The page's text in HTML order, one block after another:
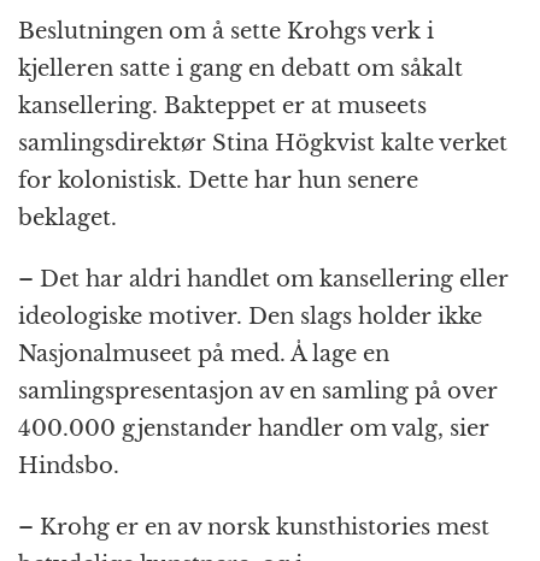
Beslutningen om å sette Krohgs verk i
kjelleren satte i gang en debatt om såkalt
kansellering. Bakteppet er at museets
samlingsdirektør Stina Högkvist kalte verket
for kolonistisk. Dette har hun senere
beklaget.
– Det har aldri handlet om kansellering eller
ideologiske motiver. Den slags holder ikke
Nasjonalmuseet på med. Å lage en
samlingspresentasjon av en samling på over
400.000 gjenstander handler om valg, sier
Hindsbo.
– Krohg er en av norsk kunsthistories mest